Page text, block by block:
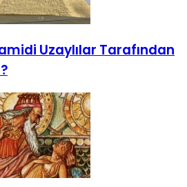
Uzaylılar Tarafından